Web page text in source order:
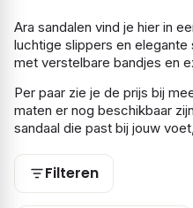
Ara sandalen vind je hier in
luchtige slippers en elegante
met verstelbare bandjes en
Per paar zie je de prijs bij
maten er nog beschikbaar
sandaal die past bij jouw
Filteren